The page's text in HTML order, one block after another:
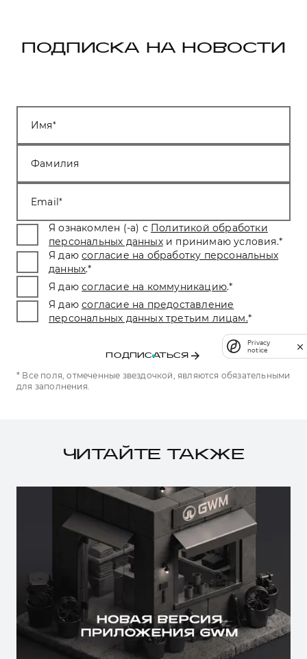
ПОДПИСКА НА НОВОСТИ
Имя
Фамилия
Email
Я ознакомлен (-а) с Политикой обработки
персональных данных и принимаю условия.*
Я даю согласие на обработку персональных
данных.*
Я даю согласие на коммуникацию.*
Я даю согласие на предоставление
персональных данных третьим лицам.*
ПОДПИСАТЬСЯ
* Все поля, отмеченные звездочкой, являются обязательными
для заполнения.
ЧИТАЙТЕ ТАКЖЕ
Privacy
notice